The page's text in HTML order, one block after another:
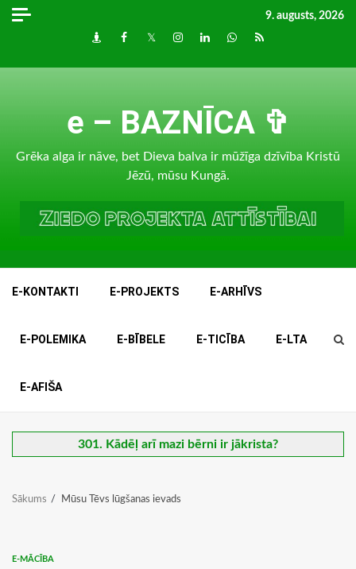
Skip
9. augusts, 2026
DraugiemFacebook
TwitterInstagram
LinkedInwhatsapp
RSS
e – BAZNĪCA ✞
Grēka alga ir nāve, bet Dieva balva ir mūžīga dzīvība Kristū
Jēzū, mūsu Kungā.
E-KONTAKTI E-PROJEKTS E-ARHĪVS
E-POLEMIKA E-BĪBELE E-TICĪBA E-LTA
E-AFIŠA
301. Kādēļ arī mazi bērni ir jākrista?
Sākums Mūsu Tēvs lūgšanas ievads
E-MĀCĪBA